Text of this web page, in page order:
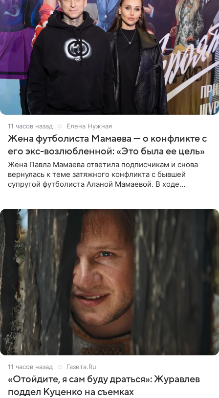
11 часов назад Елена Нужная
Жена футболиста Мамаева — о конфликте с
его экс-возлюбленной: «Это была ее цель»
Жена Павла Мамаева ответила подписчикам и снова
вернулась к теме затяжного конфликта с бывшей
супругой футболиста Аланой Мамаевой. В ходе
11 часов назад Газета.Ru
«Отойдите, я сам буду драться»: Журавлев
поддел Куценко на съемках